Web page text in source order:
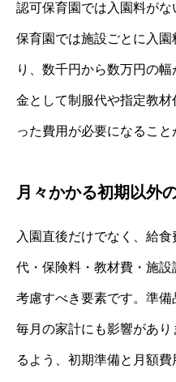
認可保育園では入園料が
保育園では施設ごとに入
り、数千円から数万円の
金として制服代や指定教
った費用が必要になること
月々かかる初期以外
入園直後だけでなく、給
代・保険料・教材費・施
考慮すべき要素です。準備
毎月の家計にも影響があ
るよう、初期準備と月額